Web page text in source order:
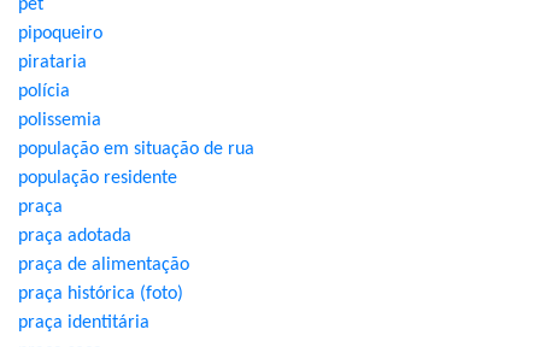
pet
pipoqueiro
pirataria
polícia
polissemia
população em situação de rua
população residente
praça
praça adotada
praça de alimentação
praça histórica (foto)
praça identitária